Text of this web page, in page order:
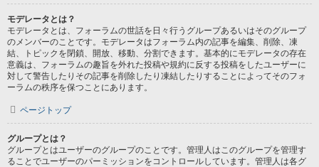
モデレータとは？
モデレータとは、フォーラムの世話を日々行うグループあるいはそのグループ
のメンバーのことです。モデレータはフォーラム内の記事を編集、削除、凍
結、トピックを閉鎖、開放、移動、分割できます。基本的にモデレータの存在
意義は、フォーラムの趣旨を外れた投稿や規約に反する投稿をしたユーザーに
対して警告したりその記事を削除したり凍結したりすることによってそのフォ
ーラムの秩序を保つことにあります。
ページトップ
グループとは？
グループとはユーザーのグループのことです。管理人はこのグループを管理す
ることでユーザーのパーミッションをコントロールしています。管理人は各グ